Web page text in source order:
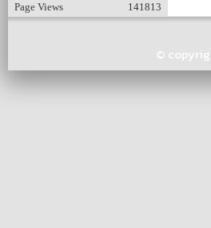
Page Views 141813
©